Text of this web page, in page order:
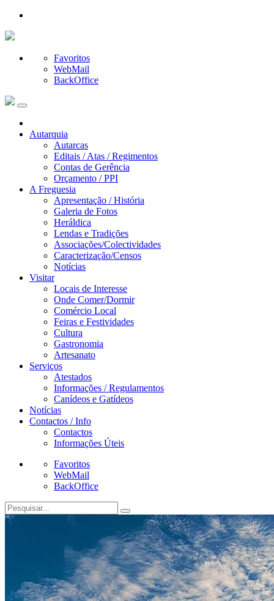
Favoritos
WebMail
BackOffice
Autarquia
Autarcas
Editais / Atas / Regimentos
Contas de Gerência
Orçamento / PPI
A Freguesia
Apresentação / História
Galeria de Fotos
Heráldica
Lendas e Tradições
Associações/Colectividades
Caracterização/Censos
Notícias
Visitar
Locais de Interesse
Onde Comer/Dormir
Comércio Local
Feiras e Festividades
Cultura
Gastronomia
Artesanato
Serviços
Atestados
Informações / Regulamentos
Canídeos e Gatídeos
Notícias
Contactos / Info
Contactos
Informações Úteis
Favoritos
WebMail
BackOffice